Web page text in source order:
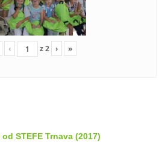
‹ z2 › »
STEFE Trnava (2017)